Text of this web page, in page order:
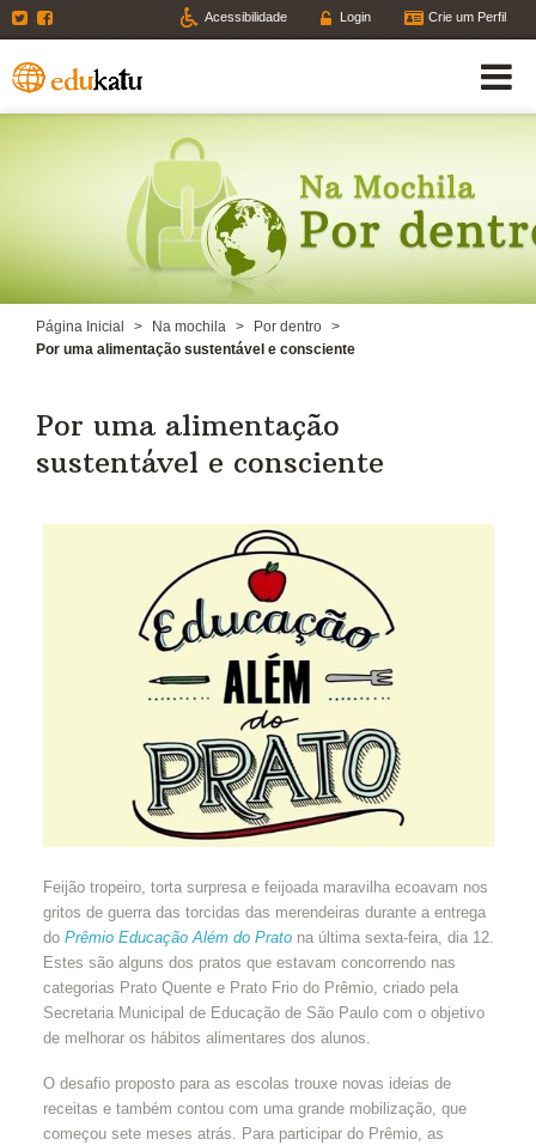
Twitter Acessibilidade Login Crie um Perfil
Página Inicial > Na mochila > Por dentro >
Por uma alimentação sustentável e consciente
Por uma alimentação
sustentável e consciente
Feijão tropeiro, torta surpresa e feijoada maravilha ecoavam nos
gritos de guerra das torcidas das merendeiras durante a entrega
do Prêmio Educação Além do Pratona última sexta-feira, dia 12.
Estes são alguns dos pratos que estavam concorrendo nas
categorias Prato Quente e Prato Frio do Prêmio, criado pela
Secretaria Municipal de Educação de São Paulo com o objetivo
de melhorar os hábitos alimentares dos alunos.
O desafio proposto para as escolas trouxe novas ideias de
receitas e também contou com uma grande mobilização, que
começou sete meses atrás. Para participar do Prêmio, as